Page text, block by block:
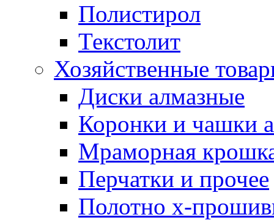
Полистирол
Текстолит
Хозяйственные
Диски алмазные
Коронки и чашки
Мраморная
Перчатки и прочее
Полотно х-